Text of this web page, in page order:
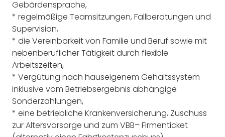
Gebärdensprache,
* regelmäßige Teamsitzungen, Fallberatungen und
Supervision,
* die Vereinbarkeit von Familie und Beruf sowie mit
nebenberuflicher Tätigkeit durch flexible
Arbeitszeiten,
* Vergütung nach hauseigenem Gehaltssystem
inklusive vom Betriebsergebnis abhängige
Sonderzahlungen,
* eine betriebliche Krankenversicherung, Zuschuss
zurAltersvorsorge und zum VBB–Firmenticket